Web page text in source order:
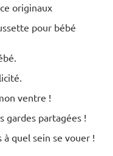
originaux
pour bébé
ventre !
gardes partagées !
quel sein se vouer !